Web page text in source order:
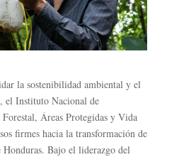
la sostenibilidad ambiental y el
el Instituto Nacional de
Áreas Protegidas y Vida
firmes hacia la transformación de
Honduras. Bajo el liderazgo del